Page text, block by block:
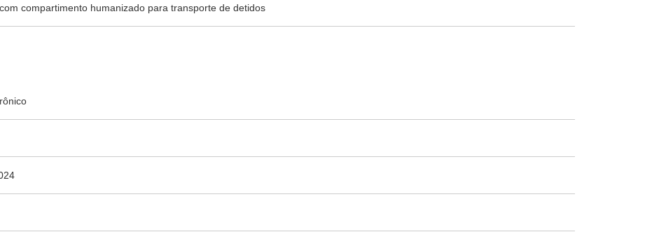
compartimento humanizado para transporte de detidos